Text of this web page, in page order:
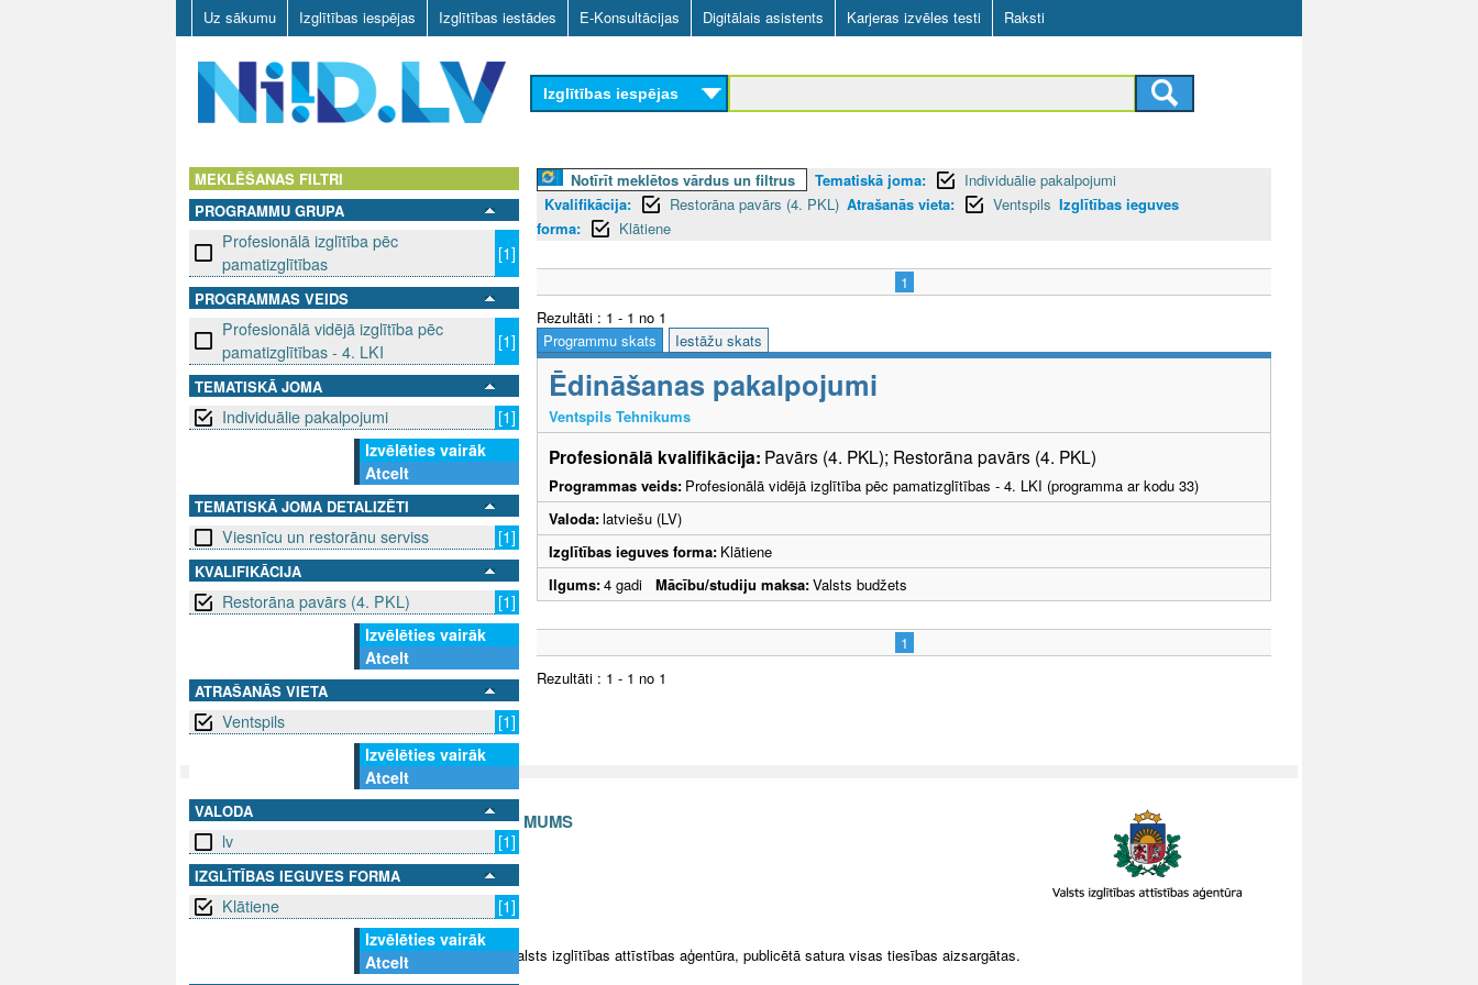
Skip
to
main
content
Uz sākumu Izglītības iespējas Izglītības iestādes E-Konsultācijas Digitālais asistents Karjeras izvēles testi Raksti
D
L
V
Izglītības iespējas
MEKLĒŠANAS FILTRI
PROGRAMMU GRUPA
Profesionālā izglītība pēc
pamatizglītības
[1]
PROGRAMMAS VEIDS
Profesionālā vidējā izglītība pēc
pamatizglītības - 4. LKI
[1]
TEMATISKĀ JOMA
Individuālie pakalpojumi
[1]
Izvēlēties vairāk
Atcelt
TEMATISKĀ JOMA DETALIZĒTI
Viesnīcu un restorānu serviss [1]
KVALIFIKĀCIJA
Restorāna pavārs (4. PKL)
[1]
Izvēlēties vairāk
Atcelt
ATRAŠANĀS VIETA
Ventspils
[1]
Izvēlēties vairāk
Atcelt
VALODA
lv [1]
IZGLĪTĪBAS IEGUVES FORMA
Klātiene
[1]
Izvēlēties vairāk
Atcelt
Notīrīt meklētos vārdus un filtrus Tematiskā joma:
Individuālie pakalpojumi
Kvalifikācija:
Restorāna pavārs (4. PKL) Atrašanās vieta: Ventspils Izglītības ieguves
forma:
Klātiene
1
Rezultāti : 1 - 1 no 1
Programmu skats
Iestāžu skats
Ēdināšanas pakalpojumi
Ventspils Tehnikums
Profesionālā kvalifikācija: Pavārs (4. PKL); Restorāna pavārs (4. PKL)
Programmas veids: Profesionālā vidējā izglītība pēc pamatizglītības - 4. LKI (programma ar kodu 33)
Valoda:latviešu (LV)
Izglītības ieguves forma: Klātiene
Ilgums:4 gadi Mācību/studiju maksa:Valsts budžets
1
Rezultāti : 1 - 1 no 1
SEKO MUMS SAZINIES AR MUMS
info@niid.lv
© 2025 Valsts izglītības attīstības aģentūra, publicētā satura visas tiesības aizsargātas.